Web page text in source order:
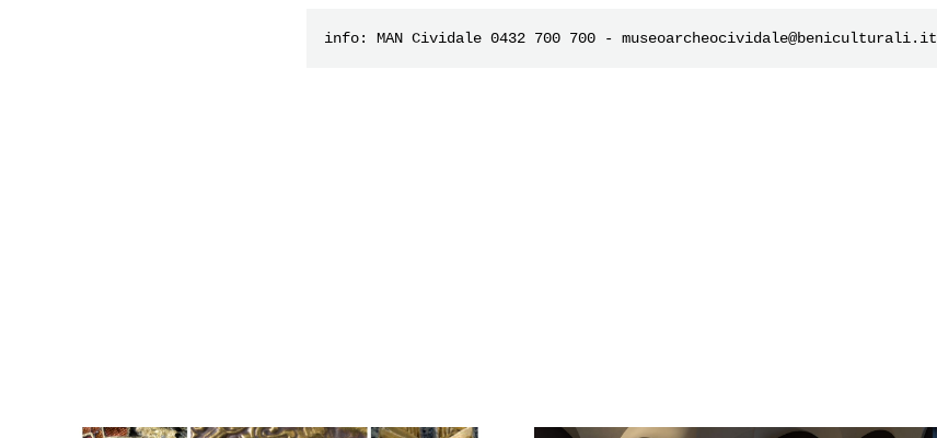
info: MAN Cividale 0432 700 700 - museoarcheocividale@beniculturali.it